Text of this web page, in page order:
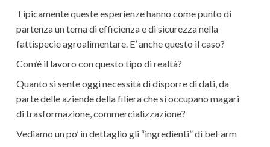
Tipicamente queste esperienze hanno come punto di
partenza un tema di efficienza e di sicurezza nella
fattispecie agroalimentare. E’ anche questo il caso?
Com’è il lavoro con questo tipo di realtà?
Quanto si sente oggi necessità di disporre di dati, da
parte delle aziende della filiera che si occupano magari
di trasformazione, commercializzazione?
Vediamo un po’ in dettaglio gli “ingredienti” di beFarm